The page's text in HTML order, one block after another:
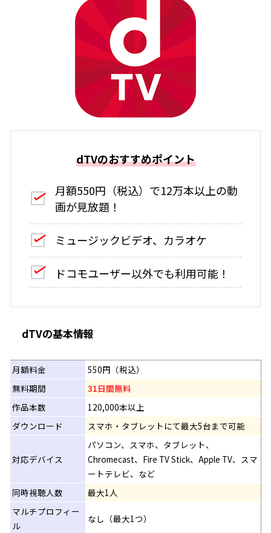
dTVのおすすめポイント
月額550円（税込）で12万本以上の動
画が見放題！
ミュージックビデオ、カラオケ
ドコモユーザー以外でも利用可能！
dTVの基本情報
月額料金
550円（税込）
無料期間
31日間無料
作品本数
120,000本以上
ダウンロード
スマホ・タブレットにて最大5台まで可能
対応デバイス
パソコン、スマホ、タブレット、
Chromecast、Fire TV Stick、Apple TV、スマ
ートテレビ、など
同時視聴人数
最大1人
マルチプロフィー
ル
なし（最大1つ）